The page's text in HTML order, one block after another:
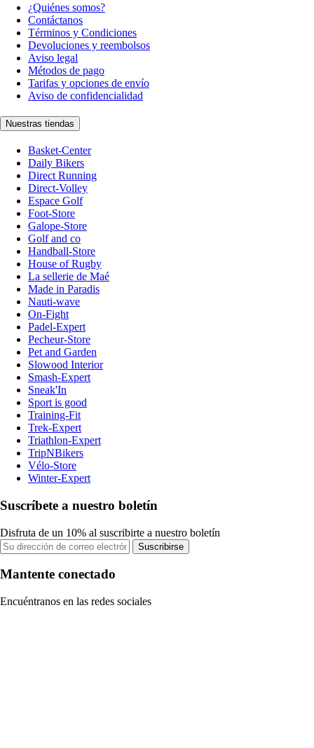
¿Quiénes somos?
Contáctanos
Términos y Condiciones
Devoluciones y reembolsos
Aviso legal
Métodos de pago
Tarifas y opciones de envío
Aviso de confidencialidad
Nuestras tiendas
Basket-Center
Daily Bikers
Direct Running
Direct-Volley
Espace Golf
Foot-Store
Galope-Store
Golf and co
Handball-Store
House of Rugby
La sellerie de Maé
Made in Paradis
Nauti-wave
On-Fight
Padel-Expert
Pecheur-Store
Pet and Garden
Slowood Interior
Smash-Expert
Sneak'In
Sport is good
Training-Fit
Trek-Expert
Triathlon-Expert
TripNBikers
Vélo-Store
Winter-Expert
Suscríbete a nuestro boletín
Disfruta de un 10% al suscribirte a nuestro boletín
Suscribirse
Mantente conectado
Encuéntranos en las redes sociales